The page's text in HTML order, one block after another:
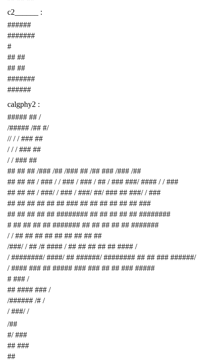
c2______ :
######
#######
#
## ##
## ##
#######
######
calgphy2 :
##### ## /
/##### /## #/
// / / ### ##
/ / / ### ##
/ / ### ##
## ## ## /### /## /### ## /## ### /### /##
## ## ## / ### / / ### / ### / ## / ### ###/ #### / / ###
## ## ## / ###/ / ### / ###/ ##/ ### ## ###/ / ###
## ## ## ## ## ## ### ## ## ## ## ## ## ###
## ## ## ## ## ######## ## ## ## ## ## ########
# ## ## ## ## ####### ## ## ## ## ## #######
/ / ## ## ## ## ## ## ## ## ##
/###/ / ## /# #### / ## ## ## ## ## #### /
/ ########/ ####/ ## ######/ ######## ## ## ### ######/
/ #### ### ## ##### ### ### ## ## ### #####
# ### /
## #### ### /
/###### /# /
/ ###/ /
/##
#/ ###
## ###
##